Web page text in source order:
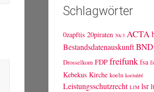
Schlagwörter
0zapftis 20piraten 30c3 ACTA
BestandsdatenauskunftBND
Drosselkom FDP freifunk fsa
Kebekus Kirche koeln koelnhbf
Leistungsschutzrecht LfM lsr